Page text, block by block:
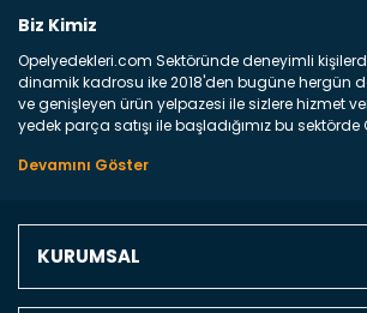
Yorum Yaz
Biz Kimiz
Opelyedekleri.com Sektöründe deneyimli
dinamik kadrosu ike 2018'den bugüne hergün
ve genişleyen ürün yelpazesi ile sizlere hizmet
yedek parça satışı ile başladığımız bu
marka araçların ve FCA Grubun Fiat ve Alfa
Türkiyenin 4 bir yanına ve uluslarası dünyanın
KURUMSAL